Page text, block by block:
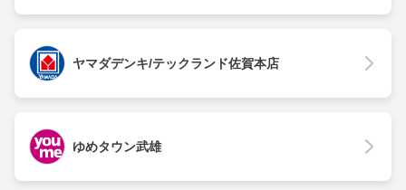
ヤマダデンキ/テックランド佐賀本店
ゆめタウン武雄